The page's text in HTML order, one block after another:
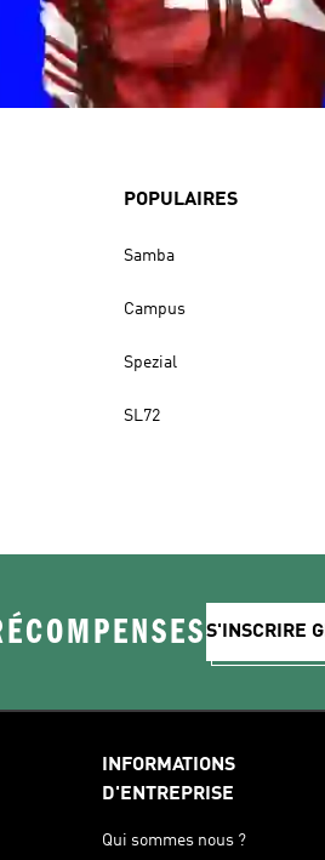
POPULAIRES
Samba
Campus
Spezial
SL72
S'INSCRIRE
INFORMATIONS
D'ENTREPRISE
Qui sommes nous ?